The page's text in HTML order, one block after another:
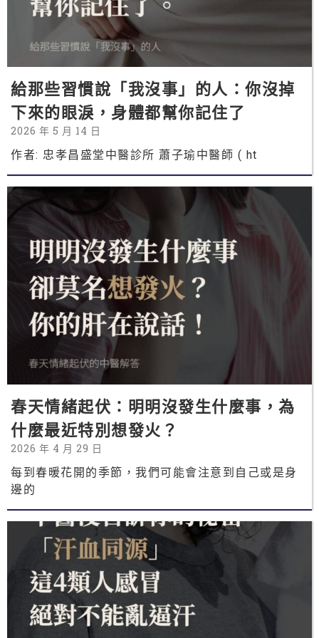
給那些習慣說「我沒事」的人：你沒掉
下來的眼淚，身體都幫你記住了
2026 年 5 月 14 日
作者: 忠孝昌盛堂中醫診所 蕭子瑜中醫師 ( ht
春天情緒起伏：明明沒發生什麼事，為
什麼最近特別想發火？
2026 年 4 月 29 日
每到春暖花開的季節，我們可能會注意到自己或是身
邊的